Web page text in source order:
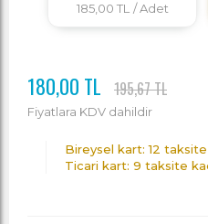
185,00 TL / Adet
180,00 TL 195,67 TL
Fiyatlara KDV dahildir
Bireysel kart: 12
Ticari kart: 9 taksite